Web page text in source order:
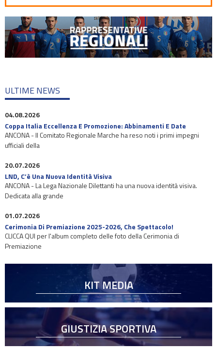
ULTIME NEWS
04.08.2026
Coppa Italia Eccellenza E Promozione: Abbinamenti E Date
ANCONA - Il Comitato Regionale Marche ha reso noti i primi impegni
ufficiali della
20.07.2026
LND, C’è Una Nuova Identità Visiva
ANCONA - La Lega Nazionale Dilettanti ha una nuova identità visiva.
Dedicata alla grande
01.07.2026
Cerimonia Di Premiazione 2025-2026, Che Spettacolo!
CLICCA QUI per l'album completo delle foto della Cerimonia di
Premiazione
KIT MEDIA
GIUSTIZIA SPORTIVA